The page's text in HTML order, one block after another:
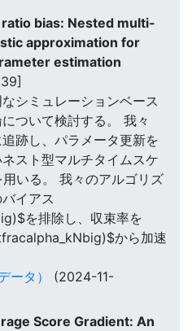
bias: Nested multi-
approximation for
estimation
シミュレーションベース
ついて検討する。 我々
跡し、パラメータ更新を
スト型マルチタイムスケ
いる。 我々のアルゴリズ
イアス
を排除し、収束率を
から加速
ータ）
(2024-11-
Score Gradient: An